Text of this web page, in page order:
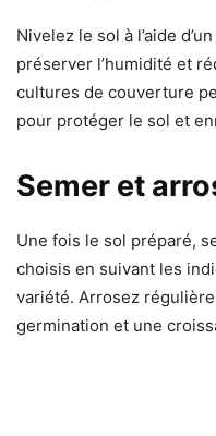
Nivelez le sol à l’aide
préserver l’humidité et
cultures de couverture
pour protéger le sol et
Semer et
Une fois le sol préparé,
choisis en suivant les
variété. Arrosez
germination et une